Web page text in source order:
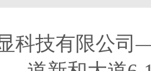
科技有限公